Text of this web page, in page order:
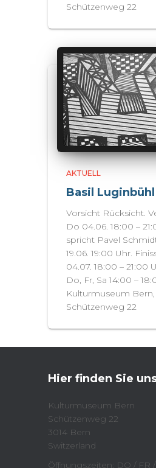
Schützenweg 22
AKTUELL
Basil Luginbühl
Vorsicht Rücksicht.
Do 04.06. 18:00 –
spricht Pavel
19.06. 19:00 Uhr.
04.07. 18:00 – 21:00
Do, Fr, Sa 14:00 –
Kulturmuseum Bern,
Schützenweg 22
Hier finden Sie
Kulturmuseum Bern
Schützenweg 22
3014 Bern
Switzerland
Öffnungszeiten: DO / FR /